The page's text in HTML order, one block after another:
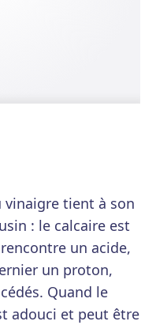
tient à son
: le calcaire est
un acide,
un proton,
Quand le
adouci et peut être